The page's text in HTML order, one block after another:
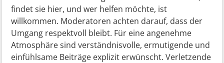
findet sie hier, und wer helfen möchte, ist
willkommen. Moderatoren achten darauf, dass der
Umgang respektvoll bleibt. Für eine angenehme
Atmosphäre sind verständnisvolle, ermutigende und
einfühlsame Beiträge explizit erwünscht. Verletzende